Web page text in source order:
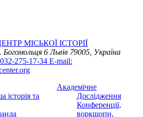
МІСЬКОЇ ІСТОРІЇ
Богомольця 6Львів 79005, Україна
275-17-34 E-mail:
історія та
Академічне
Дослідження
Конференції,
воркшопи,